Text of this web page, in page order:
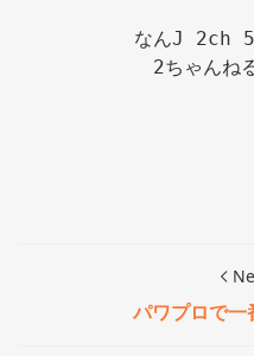
なんJ 2ch
2ちゃんね
パワプロで一